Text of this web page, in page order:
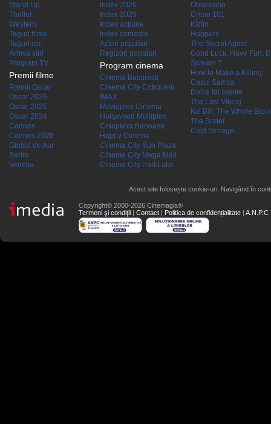
Stand Up
Thriller
Western
Taguri filme
Taguri stiri
Arhiva stiri
Program TV
Premii filme
Premii Oscar
Oscar 2026
Oscar 2025
Oscar 2024
Cannes
Cannes 2026
Globul de Aur
Berlin
Venetia
Index 2026
Index 2025
Index acţiune
Index comedie
Actori populari
Regizori populari
Program cinema
Cinema Bucuresti
Cinema City Cotroceni
IMAX
Movieplex Cinema
Hollywood Multiplex
Cineplexx Baneasa
Happy Cinema
Cinema City Sun Plaza
Cinema City Mega Mall
Cinema City ParkLake
Obsession
Crime 101
Kîzîm
Hoppers
The Secret Agent
Good Luck, Have Fun,
Scream 7
How to Make a Killing
Cazul Samca
Dolce far niente
The Last Viking
Kill Bill: The Whole
The Bride!
Cold Storage
Acest site folosește cookie-uri. Navigând în
Copyright© 2000-2026 Cinemagia®
Termeni şi condiţii | Contact | Politica de confidențialitate | A.N.P.C